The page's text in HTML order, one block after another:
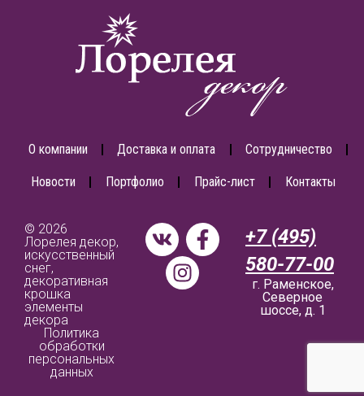
О компании Доставка и оплата Сотрудничество
Новости Портфолио Прайс-лист Контакты
© 2026
Лорелея декор,
искусственный
снег,
декоративная
крошка
элементы
декора
Политика
обработки
персональных
данных
+7 (495)
580-77-00
г. Раменское,
Северное
шоссе, д. 1